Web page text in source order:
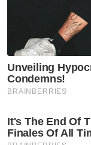
Menurutnya,
seorang ibu
bekerja
dengan upah